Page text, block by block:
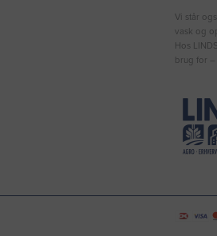
Vi står
vask og
Hos
brug for